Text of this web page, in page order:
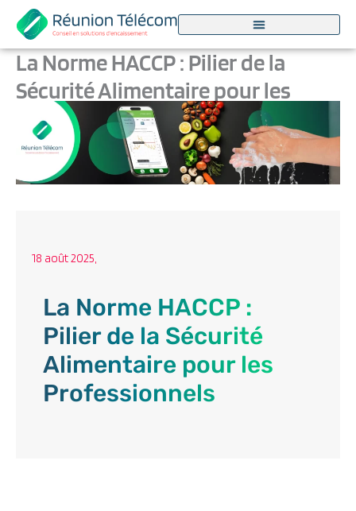
contenu
La Norme HACCP : Pilier de la
Sécurité Alimentaire pour les
Professionnels
ParMarjorie Dufour 18 août 2025
18 août 2025,
La Norme HACCP :
Pilier de la Sécurité
Alimentaire pour les
Professionnels